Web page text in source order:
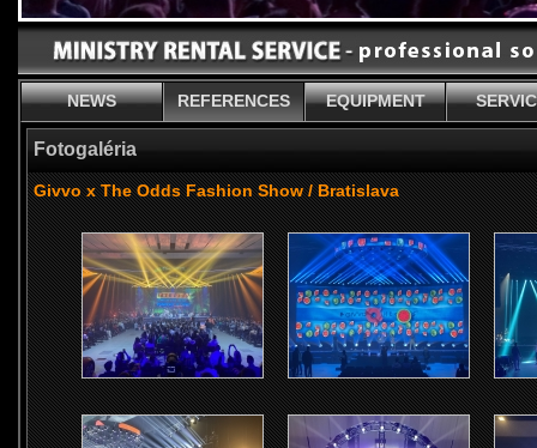
NEWS REFERENCES EQUIPMENT
Fotogaléria
Givvo x The Odds Fashion Show / Bratislava